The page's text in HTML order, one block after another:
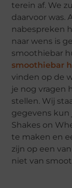
terein af. We
daarvoor was.
nabespreken
naar wens is
smoothiebar
smoothiebar
vinden op de
je nog vragen
stellen. Wij
gegevens kun
Shakes on
te maken en
zijn op een
niet van